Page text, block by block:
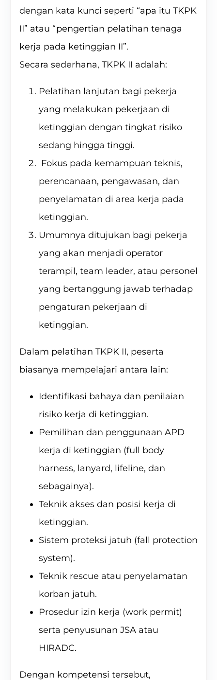
dengan kata kunci seperti “apa itu TKPK
II” atau “pengertian pelatihan tenaga
kerja pada ketinggian II”.
Secara sederhana, TKPK II adalah:
Pelatihan lanjutan bagi pekerja
yang melakukan pekerjaan di
ketinggian dengan tingkat risiko
sedang hingga tinggi.
Fokus pada kemampuan teknis,
perencanaan, pengawasan, dan
penyelamatan di area kerja pada
ketinggian.
Umumnya ditujukan bagi pekerja
yang akan menjadi operator
terampil, team leader, atau personel
yang bertanggung jawab terhadap
pengaturan pekerjaan di
ketinggian.
Dalam pelatihan TKPK II, peserta
biasanya mempelajari antara lain:
Identifikasi bahaya dan penilaian
risiko kerja di ketinggian.
Pemilihan dan penggunaan APD
kerja di ketinggian (full body
harness, lanyard, lifeline, dan
sebagainya).
Teknik akses dan posisi kerja di
ketinggian.
Sistem proteksi jatuh (fall protection
system).
Teknik rescue atau penyelamatan
korban jatuh.
Prosedur izin kerja (work permit)
serta penyusunan JSA atau
HIRADC.
Dengan kompetensi tersebut,